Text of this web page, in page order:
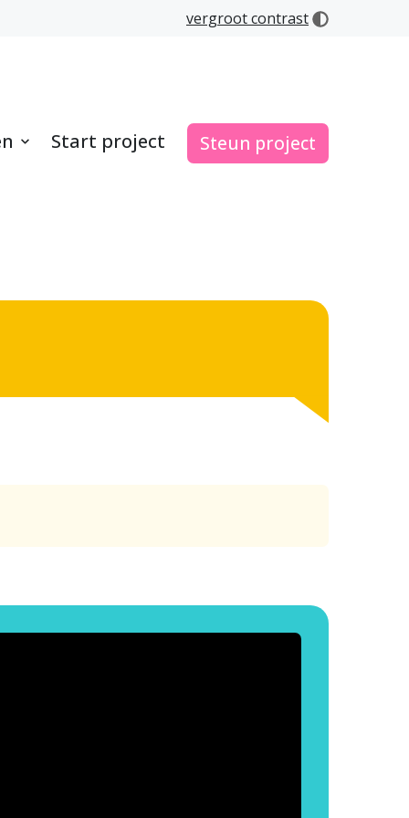
vergroot contrast
Start project Steun project